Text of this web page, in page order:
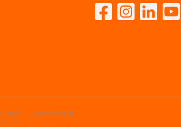
© geheugenvenster.nl
2026